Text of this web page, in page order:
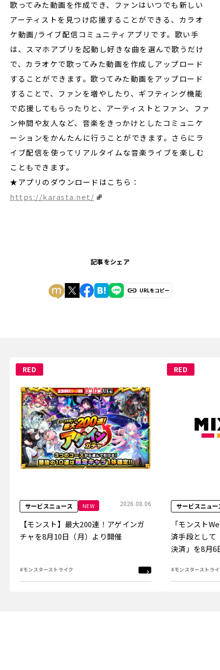
歌ってみた動画を作成でき、ファンはいつでも新しい
アーティストを見つけ応援することができる、カラオ
ケ動画/ライブ配信コミュニティアプリです。歌い手
は、スマホアプリを起動し好きな曲を選んで歌うだけ
で、カラオケで歌ってみた動画を作成しアップロード
することができます。歌ってみた動画をアップロード
することで、ファンを増やしたり、ギフティング機能
で応援してもらったりと、アーティストとファン、ファ
ン仲間や友人など、音楽をきっかけとしたコミュニケ
ーションをかんたんに行うことができます。さらにラ
イブ配信を使ってリアルタイムな音楽ライブを楽しむ
こともできます。
★アプリのダウンロードはこちら：
https://karasta.net/
記事をシェア
URLをコピー
RED
サービスニュース NEW 2026.08.06
【モンスト】最大200連！アゲインガ
チャを8月10日（月）より開催
#モンスターストライク
RED
サービスニュー
「モンスト
済手段として
決済」を8月6
#モンスターストラ